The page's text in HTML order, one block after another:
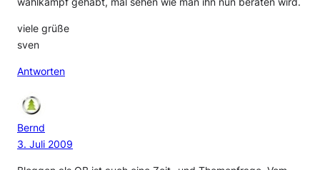
wahlkampf gehabt, mal sehen wie man ihn nun beraten wird.
viele grüße
sven
Antworten
Bernd
3. Juli 2009